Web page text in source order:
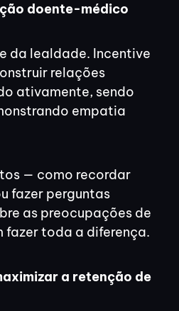
doente-médico
da lealdade. Incentive
relações
ativamente, sendo
empatia
— como recordar
fazer perguntas
as preocupações de
fazer toda a diferença.
a retenção de